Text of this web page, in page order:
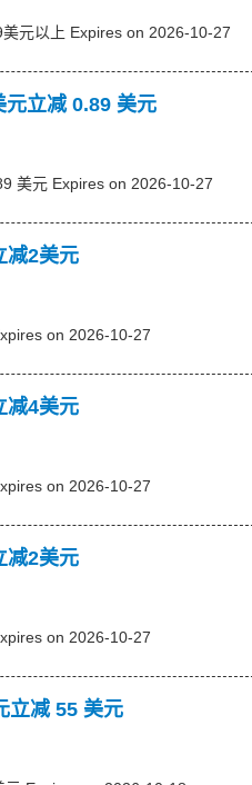
元以上 Expires on 2026-10-27
立减 0.89 美元
美元 Expires on 2026-10-27
减2美元
on 2026-10-27
减4美元
on 2026-10-27
减2美元
on 2026-10-27
立减 55 美元